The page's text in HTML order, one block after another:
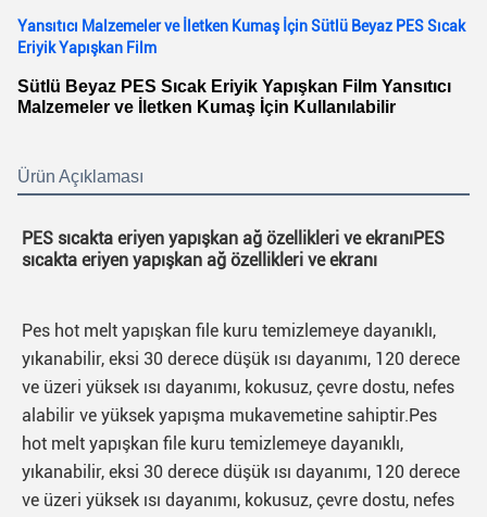
Yansıtıcı Malzemeler ve İletken Kumaş İçin Sütlü Beyaz PES Sıcak
Eriyik Yapışkan Film
Sütlü Beyaz PES Sıcak Eriyik Yapışkan Film Yansıtıcı
Malzemeler ve İletken Kumaş İçin Kullanılabilir
Ürün Açıklaması
PES sıcakta eriyen yapışkan ağ özellikleri ve ekranıPES
sıcakta eriyen yapışkan ağ özellikleri ve ekranı
Pes hot melt yapışkan file kuru temizlemeye dayanıklı,
yıkanabilir, eksi 30 derece düşük ısı dayanımı, 120 derece
ve üzeri yüksek ısı dayanımı, kokusuz, çevre dostu, nefes
alabilir ve yüksek yapışma mukavemetine sahiptir.Pes
hot melt yapışkan file kuru temizlemeye dayanıklı,
yıkanabilir, eksi 30 derece düşük ısı dayanımı, 120 derece
ve üzeri yüksek ısı dayanımı, kokusuz, çevre dostu, nefes